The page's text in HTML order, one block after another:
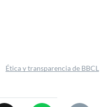
Ética y transparencia de BBCL